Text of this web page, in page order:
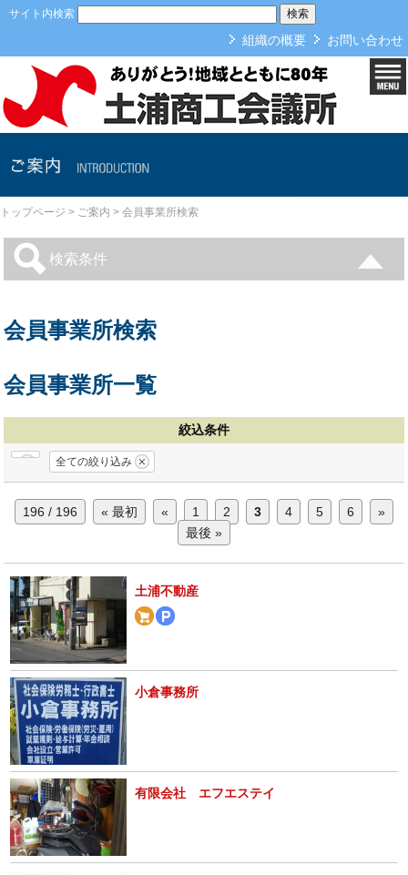
本文へ
サイト内検索
組織の概要 お問い合わせ
ご案内
トップページ > ご案内 > 会員事業所検索
検索条件
会員事業所検索
会員事業所一覧
絞込条件
全ての絞り込み
196 / 196 « 最初 « 1 2 3 4 5 6
»
最後 »
土浦不動産
小倉事務所
有限会社 エフエステイ